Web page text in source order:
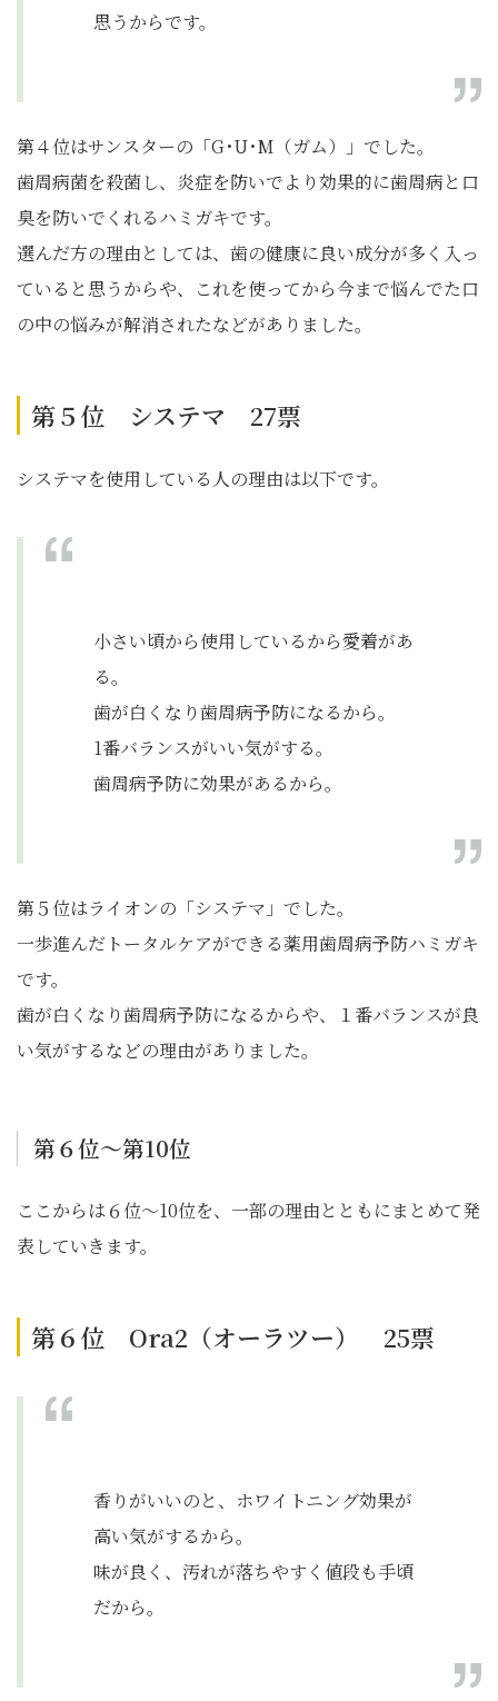
思うからです。
第４位はサンスターの「G･U･M（ガム）」でした。
歯周病菌を殺菌し、炎症を防いでより効果的に歯周病と口
臭を防いでくれるハミガキです。
選んだ方の理由としては、歯の健康に良い成分が多く入っ
ていると思うからや、これを使ってから今まで悩んでた口
の中の悩みが解消されたなどがありました。
第５位 システマ 27票
システマを使用している人の理由は以下です。
小さい頃から使用しているから愛着があ
る。
歯が白くなり歯周病予防になるから。
1番バランスがいい気がする。
歯周病予防に効果があるから。
第５位はライオンの「システマ」でした。
一歩進んだトータルケアができる薬用歯周病予防ハミガキ
です。
歯が白くなり歯周病予防になるからや、１番バランスが良
い気がするなどの理由がありました。
第６位～第10位
ここからは６位～10位を、一部の理由とともにまとめて発
表していきます。
第６位 Ora2（オーラツー） 25票
香りがいいのと、ホワイトニング効果が
高い気がするから。
味が良く、汚れが落ちやすく値段も手頃
だから。